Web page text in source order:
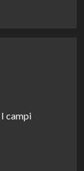
I campi